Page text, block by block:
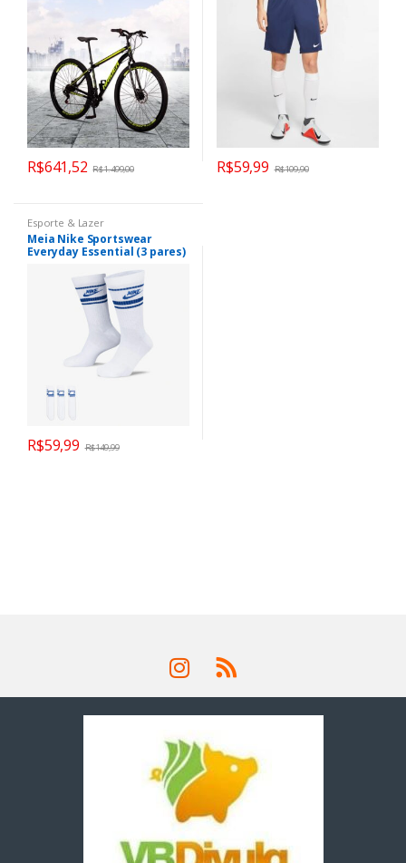
R$641,52 R$1.499,00 R$59,99 R$109,90
Esporte & Lazer
Meia Nike Sportswear
Everyday Essential (3 pares)
R$59,99 R$149,99